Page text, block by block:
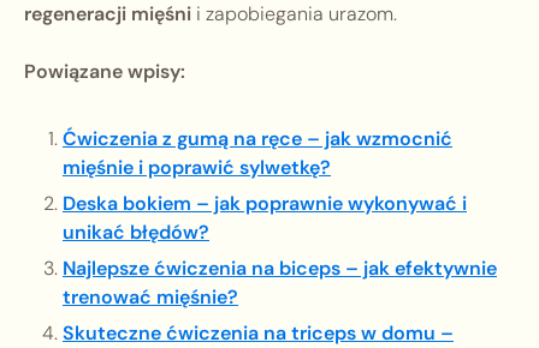
regeneracji mięśni i zapobiegania urazom.
Powiązane wpisy:
Ćwiczenia z gumą na ręce – jak wzmocnić
mięśnie i poprawić sylwetkę?
Deska bokiem – jak poprawnie wykonywać i
unikać błędów?
Najlepsze ćwiczenia na biceps – jak efektywnie
trenować mięśnie?
Skuteczne ćwiczenia na triceps w domu –